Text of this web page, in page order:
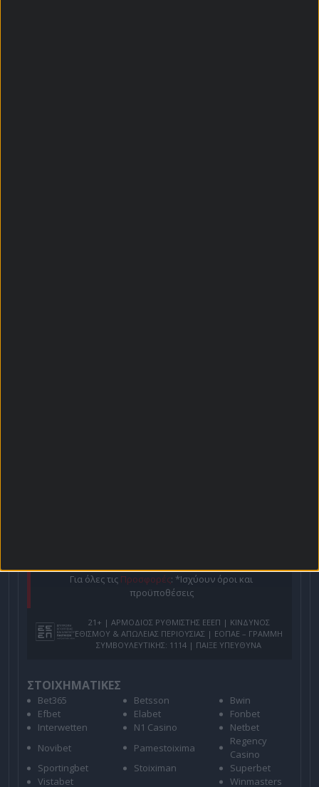
Για όλες τις Προσφορές: *Ισχύουν όροι και
προϋποθέσεις
21+ | ΑΡΜΟΔΙΟΣ ΡΥΘΜΙΣΤΗΣ ΕΕΕΠ | ΚΙΝΔΥΝΟΣ
ΕΘΙΣΜΟΥ & ΑΠΩΛΕΙΑΣ ΠΕΡΙΟΥΣΙΑΣ | ΕΟΠΑΕ – ΓΡΑΜΜΗ
ΣΥΜΒΟΥΛΕΥΤΙΚΗΣ: 1114 | ΠΑΙΞΕ ΥΠΕΥΘΥΝΑ
ΣΤΟΙΧΗΜΑΤΙΚΕΣ
Bet365 Betsson
Bwin
Efbet
Elabet
Fonbet
Interwetten
N1 Casino
Netbet
Novibet
Pamestoixima
Regency
Casino
Sportingbet
Stoiximan
Superbet
Vistabet
Winmasters